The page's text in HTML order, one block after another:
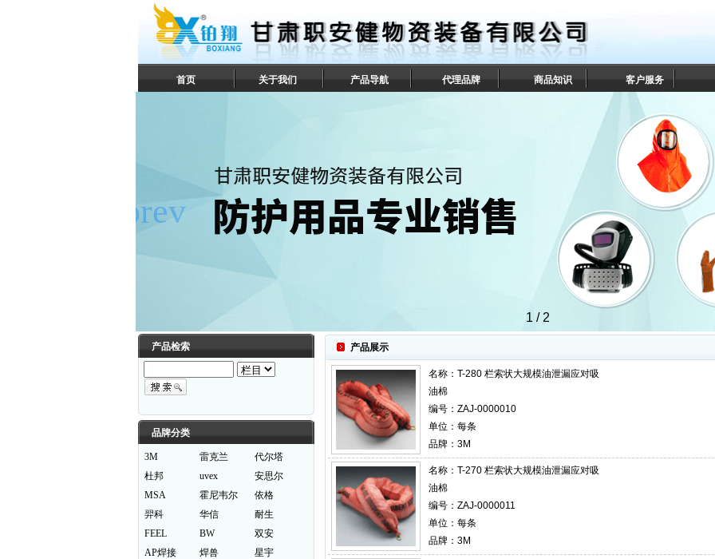
首页 关于我们 产品导航 代理品牌 商品知识 客户服务
1 / 2
产品检索
品牌分类
3M 雷克兰
代尔塔
杜邦
uvex
安思尔
MSA
霍尼韦尔
依格
羿科
华信
耐生
FEEL
BW
双安
AP焊接
焊兽
星宇
产品展示
名称： T-280 栏索状大规模油泄漏应对吸
油棉
编号：ZAJ-0000010
单位：每条
品牌：3M
名称： T-270 栏索状大规模油泄漏应对吸
油棉
编号：ZAJ-0000011
单位：每条
品牌：3M